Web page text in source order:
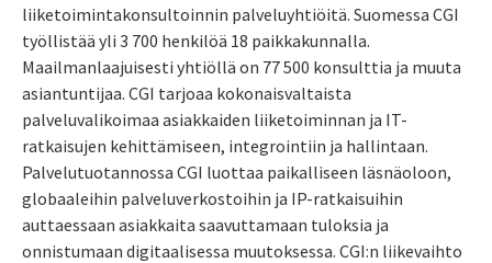
liiketoimintakonsultoinnin palveluyhtiöitä. Suomessa CGI
työllistää yli 3 700 henkilöä 18 paikkakunnalla.
Maailmanlaajuisesti yhtiöllä on 77 500 konsulttia ja muuta
asiantuntijaa. CGI tarjoaa kokonaisvaltaista
palveluvalikoimaa asiakkaiden liiketoiminnan ja IT-
ratkaisujen kehittämiseen, integrointiin ja hallintaan.
Palvelutuotannossa CGI luottaa paikalliseen läsnäoloon,
globaaleihin palveluverkostoihin ja IP-ratkaisuihin
auttaessaan asiakkaita saavuttamaan tuloksia ja
onnistumaan digitaalisessa muutoksessa. CGI:n liikevaihto